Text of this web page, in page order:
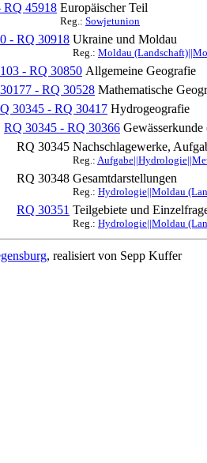
RQ 45918 Europäischer Teil
Reg.: Sowjetunion
- RQ 30918 Ukraine und Moldau
Reg.: Moldau
- RQ 30850 Allgemeine Geografie
- RQ 30528 Mathematische
30345 - RQ 30417 Hydrogeografie
RQ 30345 - RQ 30366
RQ 30345 Nachschlagewerke,
Reg.:
RQ 30348 Gesamtdarstellungen
Reg.: Hydrologie||Moldau
RQ 30351 Teilgebiete und
Reg.: Hydrologie||Moldau
, realisiert von Sepp Kuffer